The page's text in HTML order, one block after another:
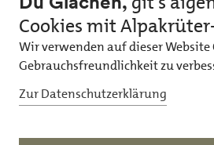
tz
&
m
p
r
e
u